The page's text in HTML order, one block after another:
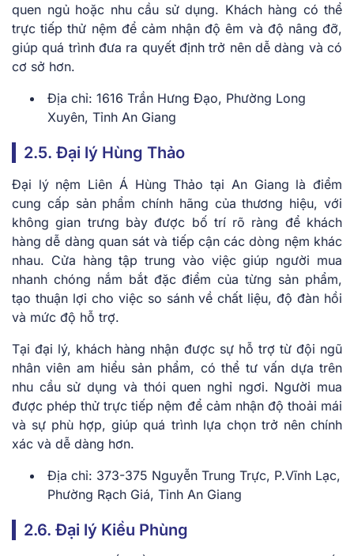
quen ngủ hoặc nhu cầu sử dụng. Khách hàng có thể
trực tiếp thử nệm để cảm nhận độ êm và độ nâng đỡ,
giúp quá trình đưa ra quyết định trở nên dễ dàng và có
cơ sở hơn.
Địa chỉ: 1616 Trần Hưng Đạo, Phường Long
Xuyên, Tỉnh An Giang
2.5. Đại lý Hùng Thảo
Đại lý nệm Liên Á Hùng Thảo tại An Giang là điểm
cung cấp sản phẩm chính hãng của thương hiệu, với
không gian trưng bày được bố trí rõ ràng để khách
hàng dễ dàng quan sát và tiếp cận các dòng nệm khác
nhau. Cửa hàng tập trung vào việc giúp người mua
nhanh chóng nắm bắt đặc điểm của từng sản phẩm,
tạo thuận lợi cho việc so sánh về chất liệu, độ đàn hồi
và mức độ hỗ trợ.
Tại đại lý, khách hàng nhận được sự hỗ trợ từ đội ngũ
nhân viên am hiểu sản phẩm, có thể tư vấn dựa trên
nhu cầu sử dụng và thói quen nghỉ ngơi. Người mua
được phép thử trực tiếp nệm để cảm nhận độ thoải mái
và sự phù hợp, giúp quá trình lựa chọn trở nên chính
xác và dễ dàng hơn.
Địa chỉ: 373-375 Nguyễn Trung Trực, P.Vĩnh Lạc,
Phường Rạch Giá, Tỉnh An Giang
2.6. Đại lý Kiều Phùng